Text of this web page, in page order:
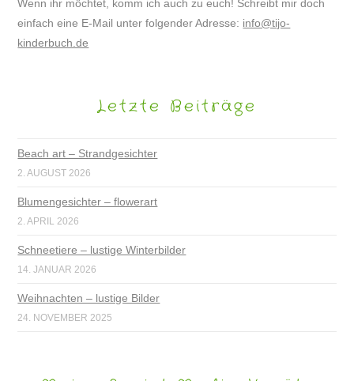
Wenn ihr möchtet, komm ich auch zu euch! Schreibt mir doch
einfach eine E-Mail unter folgender Adresse: info@tijo-
kinderbuch.de
Letzte Beiträge
Beach art – Strandgesichter
2. AUGUST 2026
Blumengesichter – flowerart
2. APRIL 2026
Schneetiere – lustige Winterbilder
14. JANUAR 2026
Weihnachten – lustige Bilder
24. NOVEMBER 2025